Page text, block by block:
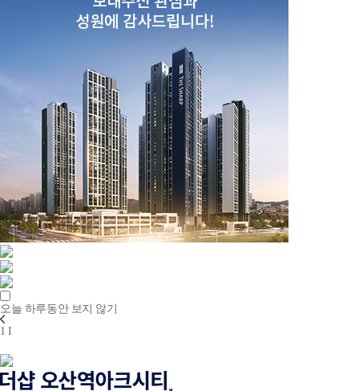
오늘 하루동안 보지 않기
1 I